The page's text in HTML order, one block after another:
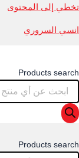
تخطي إلى المحتوى
انسي السروري
Products search
Products search